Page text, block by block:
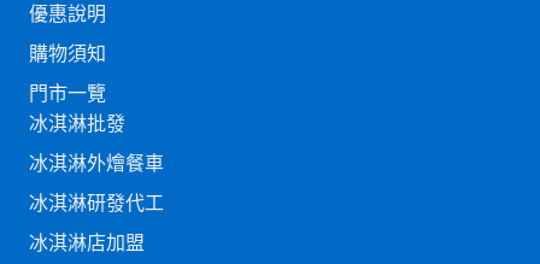
優惠說明
購物須知
門市一覽
冰淇淋批發
冰淇淋外燴餐車
冰淇淋研發代工
冰淇淋店加盟